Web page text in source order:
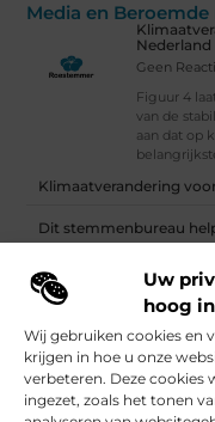
Uw
hoog
Wij gebruiken cookies en
krijgen in hoe u onze
verbeteren. Deze cookies
ingezet, zoals het tonen
Media en Beroemde
Nederland
Geen
Figuur 4
van de
aan dat op
Klimaatverandering
Dit stemmenbureau
Vind Ons Hier :
Beroemdheden Uit de